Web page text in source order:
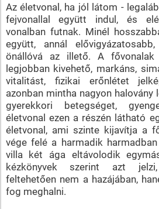
Az életvonal, ha jól látom -
fejvonallal együtt indul, és
vonalban futnak. Minél
együtt, annál
önállóvá az illető. A
legjobban kivehető, markáns,
vitalitást, fizikai erőnlétet
azonban mintha nagyon halovány
gyerekkori betegséget,
életvonal ezen a részén látható
életvonal, ami szinte kijavítja a
vége felé a harmadik
villa két ága eltávolodik
kézkönyvek szerint azt
feltehetően nem a hazájában,
fog meghalni.